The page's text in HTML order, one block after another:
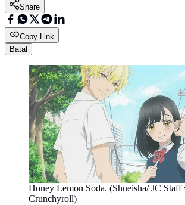
Share
Copy Link
Batal
Honey Lemon Soda. (Shueisha/ JC Staff
Crunchyroll)